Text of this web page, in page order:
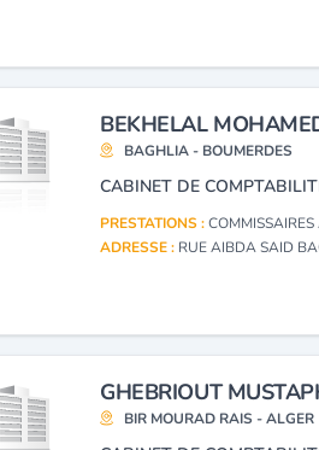
BEKHELAL
BAGHLIA - BOUMERDES
CABINET DE
PRESTATIONS :
ADRESSE : RUE AIBDA SAID
GHEBRIOUT
BIR MOURAD RAIS - ALGER